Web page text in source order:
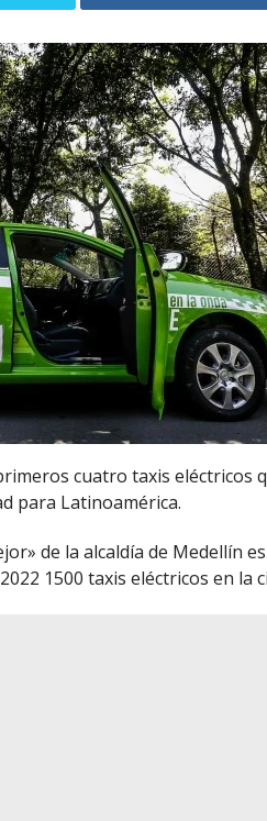
cuatro taxis eléctricos
para Latinoamérica.
de la alcaldía de Medellín
1500 taxis eléctricos en la